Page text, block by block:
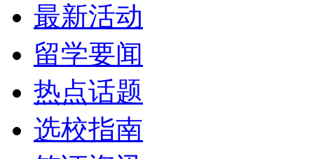
最新活动
留学要闻
热点话题
选校指南